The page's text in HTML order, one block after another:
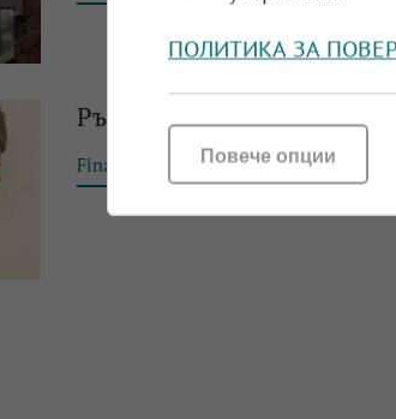
Ръст на безработицата в
Financial Tribune
ПОЛИТИКА ЗА
Повече опции